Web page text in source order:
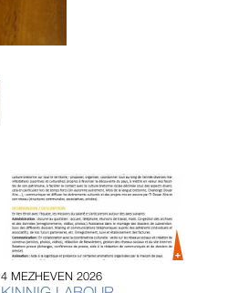
4 MEZHEVEN 2026